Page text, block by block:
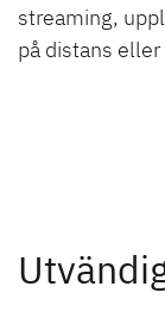
streaming,
på distans